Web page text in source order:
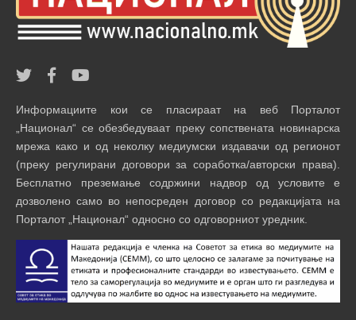
Информациите кои се пласираат на веб Порталот
„Национал“ се обезбедуваат преку сопствената новинарска
мрежа како и од неколку медиумски издавачи од регионот
(преку регулирани договори за соработка/авторски права).
Бесплатно преземање содржини надвор од условите е
дозволено само во непосреден договор со редакцијата на
Порталот „Национал“ односно со одговорниот уредник.